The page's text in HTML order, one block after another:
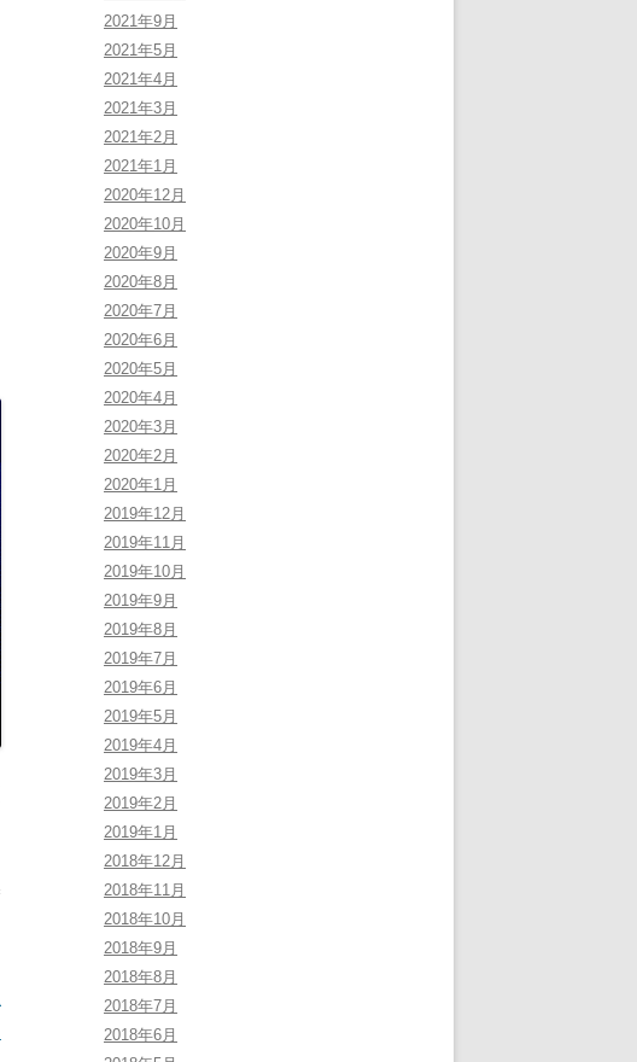
2021年9月
2021年5月
2021年4月
2021年3月
2021年2月
2021年1月
2020年12月
2020年10月
2020年9月
2020年8月
2020年7月
2020年6月
2020年5月
2020年4月
2020年3月
2020年2月
2020年1月
2019年12月
2019年11月
2019年10月
2019年9月
2019年8月
2019年7月
2019年6月
2019年5月
2019年4月
2019年3月
2019年2月
2019年1月
2018年12月
2018年11月
2018年10月
2018年9月
2018年8月
2018年7月
2018年6月